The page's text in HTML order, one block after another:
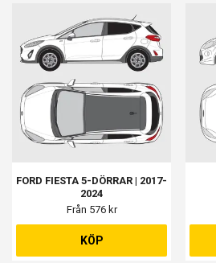
FORD FIESTA 5-DÖRRAR | 2017-
2024
Från 576 kr
KÖP